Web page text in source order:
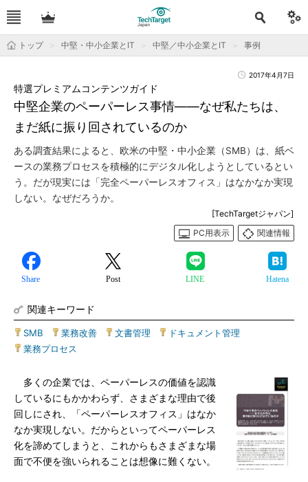
トップ 中堅・中小企業とIT 中堅／中小企業とIT 事例
2017年4月7日
中堅企業のペーパーレス事情――なぜ私たちは、
まだ紙に振り回されているのか
特選プレミアムコンテンツガイド
ある調査結果によると、欧米の中堅・中小企業（SMB）は、紙ベ
ースの業務プロセスを積極的にデジタル化しようとしているとい
う。だが現実には「完全ペーパーレスオフィス」はなかなか実現
しない。なぜだろうか。
[TechTargetジャパン]
PC用表示
関連情報
Share Post LINE Hatena
関連キーワード
SMB 業務改善 文書管理 ドキュメント管理
業務プロセス
多くの企業では、ペーパーレスの価値を認識
しているにもかかわらず、さまざまな理由で後
回しにされ、「ペーパーレスオフィス」はなか
なか実現しない。だからといってペーパーレス
化を諦めてしまうと、これからもさまざまな場
面で不便を強いられることは想像に難くない。